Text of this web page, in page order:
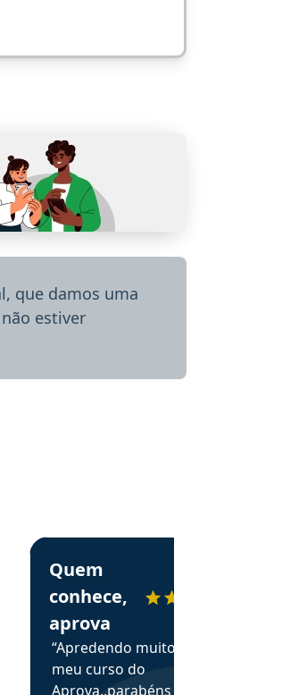
que damos uma
estiver
em depoimento
Estudante Alessandra recomenda o Aprova
Quem
conhece,
aprova
“Apredendo muito no
meu curso do
Aprova..parabéns pelas